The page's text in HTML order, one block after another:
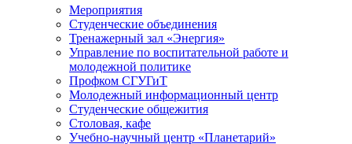
Мероприятия
Студенческие объединения
Тренажерный зал «Энергия»
Управление по воспитательной работе и
молодежной политике
Профком СГУГиТ
Молодежный информационный центр
Студенческие общежития
Столовая, кафе
Учебно-научный центр «Планетарий»